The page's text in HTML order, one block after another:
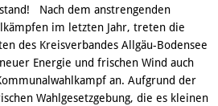
Nach dem anstrengenden
im letzten Jahr, treten die
des Kreisverbandes Allgäu-Bodensee
Energie und frischen Wind auch
an. Aufgrund der
Wahlgesetzgebung, die es kleinen